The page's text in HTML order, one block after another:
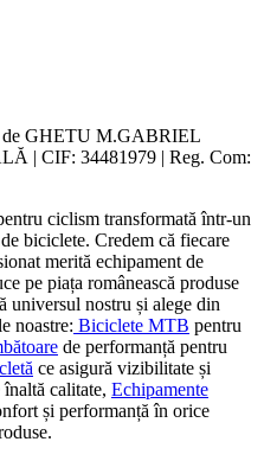
de GHETU M.GABRIEL
| CIF: 34481979 | Reg. Com:
ciclism transformată într-un
biciclete. Credem că fiecare
merită echipament de
pe piața românească produse
universul nostru și alege din
noastre: Biciclete MTB pentru
de performanță pentru
ce asigură vizibilitate și
înaltă calitate, Echipamente
și performanță în orice